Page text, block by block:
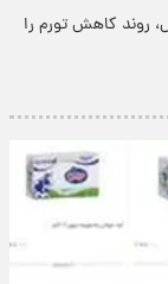
روند کاهش تورم را